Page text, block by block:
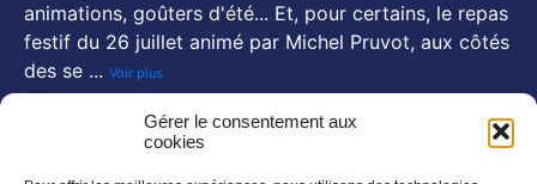
Gérer le consentement aux
cookies
animations, goûters d'été... Et, pour certains, le repas
festif du 26 juillet animé par Michel Pruvot, aux côtés
des se ... Voir plus
· Partager